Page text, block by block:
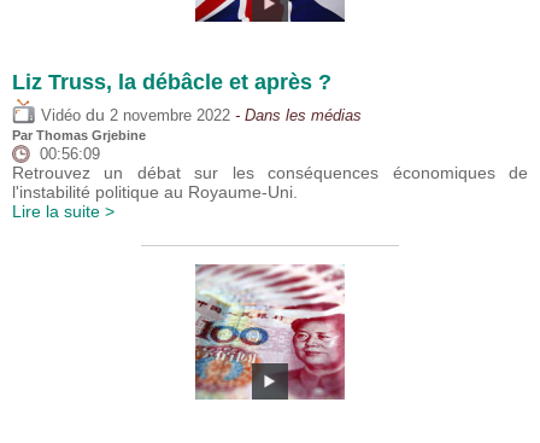
Liz Truss, la débâcle et après ?
Vidéo du 2 novembre 2022 - Dans les médias
Par Thomas Grjebine
00:56:09
Retrouvez un débat sur les conséquences économiques de
l'instabilité politique au Royaume-Uni.
Lire la suite >